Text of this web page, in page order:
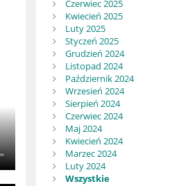
Czerwiec 2025
Kwiecień 2025
Luty 2025
Styczeń 2025
Grudzień 2024
Listopad 2024
Październik 2024
Wrzesień 2024
Sierpień 2024
Czerwiec 2024
Maj 2024
Kwiecień 2024
Marzec 2024
Luty 2024
Wszystkie